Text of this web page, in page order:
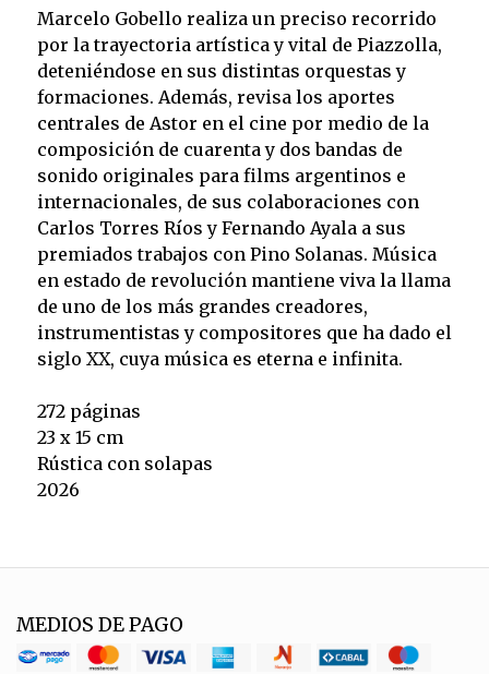
Marcelo Gobello realiza un preciso recorrido
por la trayectoria artística y vital de Piazzolla,
deteniéndose en sus distintas orquestas y
formaciones. Además, revisa los aportes
centrales de Astor en el cine por medio de la
composición de cuarenta y dos bandas de
sonido originales para films argentinos e
internacionales, de sus colaboraciones con
Carlos Torres Ríos y Fernando Ayala a sus
premiados trabajos con Pino Solanas. Música
en estado de revolución mantiene viva la llama
de uno de los más grandes creadores,
instrumentistas y compositores que ha dado el
siglo XX, cuya música es eterna e infinita.
272 páginas
23 x 15 cm
Rústica con solapas
2026
MEDIOS DE PAGO